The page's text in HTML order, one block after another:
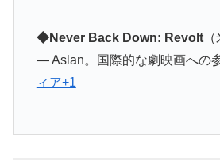
◆Never Back Down: Revolt（
— Aslan。国際的な劇映画への参
ィア+1